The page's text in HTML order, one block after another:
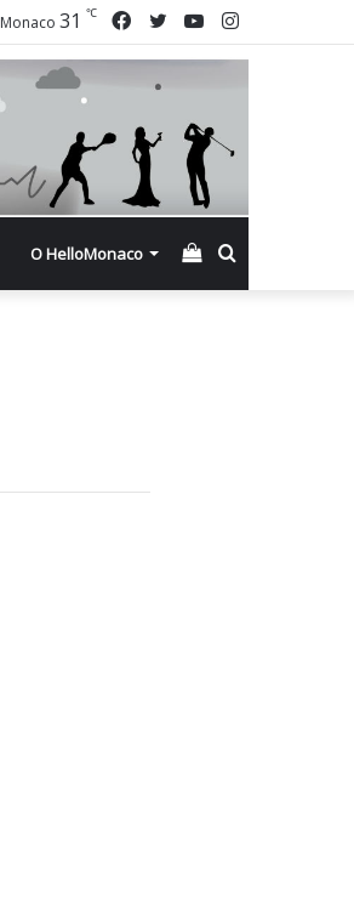
Instagram
YouTube
Twitter
Facebook
Monaco 31 ℃
О HelloMonaco Смотреть